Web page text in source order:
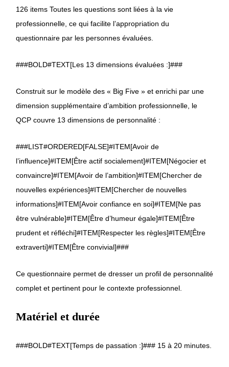
126 items Toutes les questions sont liées à la vie
professionnelle, ce qui facilite l’appropriation du
questionnaire par les personnes évaluées.
###BOLD#TEXT[Les 13 dimensions évaluées :]###
Construit sur le modèle des « Big Five » et enrichi par une
dimension supplémentaire d’ambition professionnelle, le
QCP couvre 13 dimensions de personnalité :
###LIST#ORDERED[FALSE]#ITEM[Avoir de
l’influence]#ITEM[Être actif socialement]#ITEM[Négocier et
convaincre]#ITEM[Avoir de l’ambition]#ITEM[Chercher de
nouvelles expériences]#ITEM[Chercher de nouvelles
informations]#ITEM[Avoir confiance en soi]#ITEM[Ne pas
être vulnérable]#ITEM[Être d’humeur égale]#ITEM[Être
prudent et réfléchi]#ITEM[Respecter les règles]#ITEM[Être
extraverti]#ITEM[Être convivial]###
Ce questionnaire permet de dresser un profil de personnalité
complet et pertinent pour le contexte professionnel.
Matériel et durée
###BOLD#TEXT[Temps de passation :]### 15 à 20 minutes.